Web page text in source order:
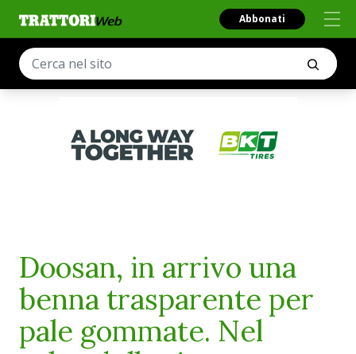
Abbonati
Doosan, in arrivo una
benna trasparente per
pale gommate. Nel